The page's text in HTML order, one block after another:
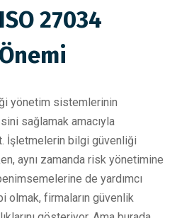
27034
yönetim sistemlerinin
sağlamak amacıyla
İşletmelerin bilgi güvenliği
aynı zamanda risk yönetimine
de yardımcı
olmak, firmaların güvenlik